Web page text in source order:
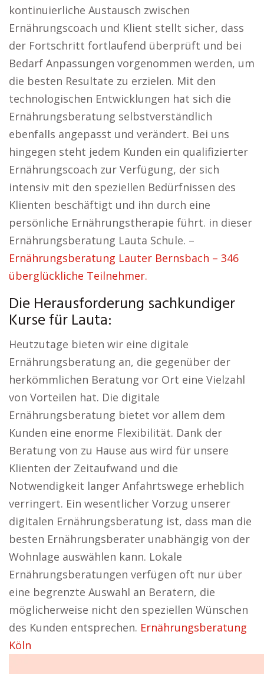
kontinuierliche Austausch zwischen
Ernährungscoach und Klient stellt sicher, dass
der Fortschritt fortlaufend überprüft und bei
Bedarf Anpassungen vorgenommen werden, um
die besten Resultate zu erzielen. Mit den
technologischen Entwicklungen hat sich die
Ernährungsberatung selbstverständlich
ebenfalls angepasst und verändert. Bei uns
hingegen steht jedem Kunden ein qualifizierter
Ernährungscoach zur Verfügung, der sich
intensiv mit den speziellen Bedürfnissen des
Klienten beschäftigt und ihn durch eine
persönliche Ernährungstherapie führt. in dieser
Ernährungsberatung Lauta Schule. –
Ernährungsberatung Lauter Bernsbach – 346
überglückliche Teilnehmer.
Die Herausforderung sachkundiger
Kurse für Lauta:
Heutzutage bieten wir eine digitale
Ernährungsberatung an, die gegenüber der
herkömmlichen Beratung vor Ort eine Vielzahl
von Vorteilen hat. Die digitale
Ernährungsberatung bietet vor allem dem
Kunden eine enorme Flexibilität. Dank der
Beratung von zu Hause aus wird für unsere
Klienten der Zeitaufwand und die
Notwendigkeit langer Anfahrtswege erheblich
verringert. Ein wesentlicher Vorzug unserer
digitalen Ernährungsberatung ist, dass man die
besten Ernährungsberater unabhängig von der
Wohnlage auswählen kann. Lokale
Ernährungsberatungen verfügen oft nur über
eine begrenzte Auswahl an Beratern, die
möglicherweise nicht den speziellen Wünschen
des Kunden entsprechen. Ernährungsberatung
Köln